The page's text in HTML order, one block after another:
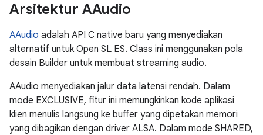
Arsitektur AAudio
AAudio adalah API C native baru yang menyediakan
alternatif untuk Open SL ES. Class ini menggunakan pola
desain Builder untuk membuat streaming audio.
AAudio menyediakan jalur data latensi rendah. Dalam
mode EXCLUSIVE, fitur ini memungkinkan kode aplikasi
klien menulis langsung ke buffer yang dipetakan memori
yang dibagikan dengan driver ALSA. Dalam mode SHARED,